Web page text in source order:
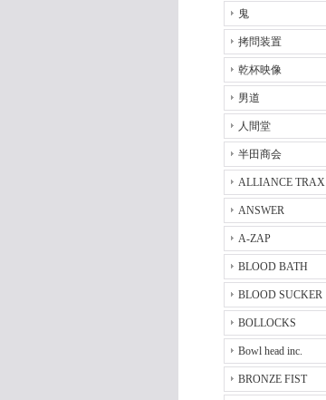
鬼
拷問装置
乾杯映像
男道
人間堂
半田商会
ALLIANCE TRAX
ANSWER
A-ZAP
BLOOD BATH
BLOOD SUCKER
BOLLOCKS
Bowl head inc.
BRONZE FIST